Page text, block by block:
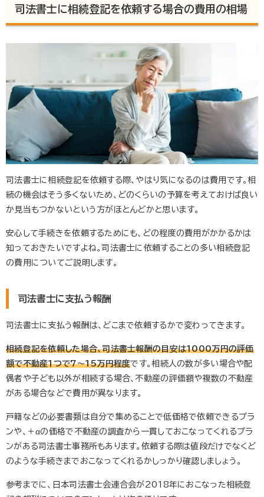
司法書士に相続登記を依頼する場合の費用の相場
司法書士に相続登記を依頼する際、やはり気になるのは費用です。相
続の機会はそう多くないため、どのくらいの予算を考えておけば良い
か見当もつかないという方がほとんどかと思います。
安心して手続きを依頼するためにも、どの程度の費用がかかるかは
知っておきたいですよね。司法書士に依頼することの多い相続登記
の費用についてご説明します。
司法書士に支払う報酬
司法書士に支払う報酬は、どこまで依頼するかで変わってきます。
相続登記を依頼した場合、司法書士報酬の目安は1000万円の評価
額で不動産１つで7～15万円程度です。相続人の数が多い場合や配
偶者や子ども以外が相続する場合、不動産の評価額や複数の不動産
がある場合などで費用が異なります。
戸籍などの必要書類は自分で集めることで低価格で依頼できるプラ
ンや、＋αの価格で不動産の調査から一貫しておこなってくれるプラ
ンがある司法書士事務所もあります。依頼する際は値段だけでなくど
のような手続きまでおこなってくれるかしっかり確認しましょう。
参考までに、日本司法書士会連合会が2018年におこなった相続登